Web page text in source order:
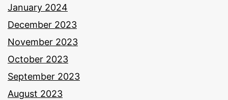
January 2024
December 2023
November 2023
October 2023
September 2023
August 2023